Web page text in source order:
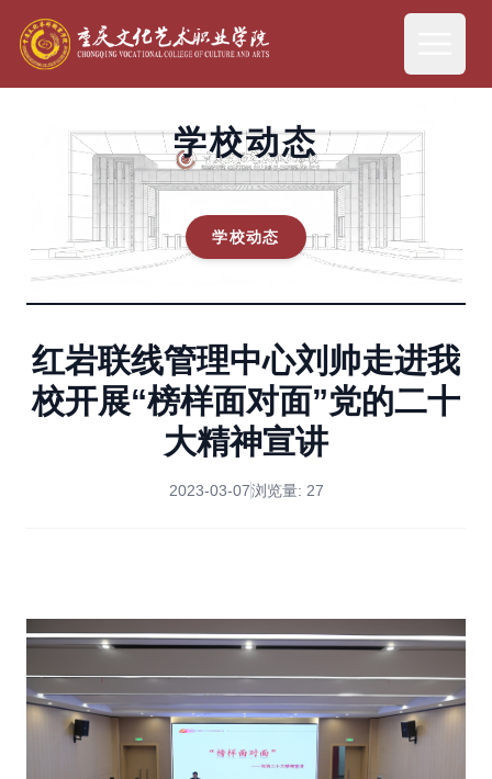
学校动态
学校动态
红岩联线管理中心刘帅走进我
校开展“榜样面对面”党的二十
大精神宣讲
2023-03-07浏览量: 27